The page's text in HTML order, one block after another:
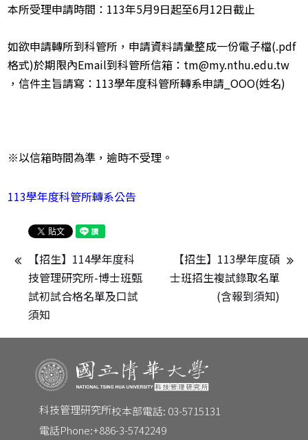
CE0下午茶CEO Teatime
本所受理申請時間：113年5月9日起至6月12日截止
如欲申請轉所到科管所，申請資料請彙整成一份電子檔(.pdf
格式)於期限內Email到科管所信箱：tm@my.nthu.edu.tw
，信件主旨請寫：113學年度科管所轉系申請_OOO(姓名)
※以信箱時間為準，逾時不受理。
113學年度科管所轉系公告
【招生】114學年度科
技管理研究所-博士班甄
試初試合格名單及口試
須知
【招生】113學年度碩
士班招生複試錄取名單
(含報到須知)
科技管理研究所校本部電話: 03-5715131
電話Phone:+886-3-5742249